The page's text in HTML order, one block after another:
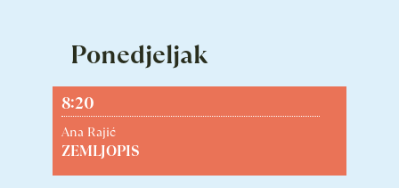
Ponedjeljak
8:20
Ana Rajić
ZEMLJOPIS